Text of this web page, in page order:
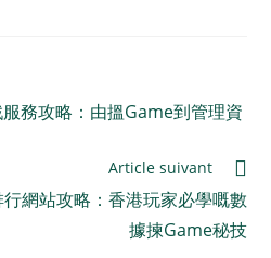
務攻略：由搵Game到管理資
Article suivant
網站攻略：香港玩家必學嘅數
據揀Game秘技